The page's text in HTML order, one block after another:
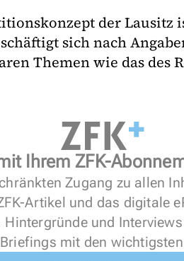
der Lausitz
sich nach
Themen wie das des
Ihrem ZFK-
Zugang zu allen
Artikel und das digitale
und
mit den